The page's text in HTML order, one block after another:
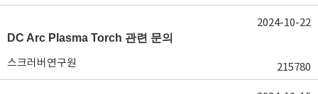
DC Arc Plasma Torch 관련 문의
스크러버연구원 215780
2024-10-22